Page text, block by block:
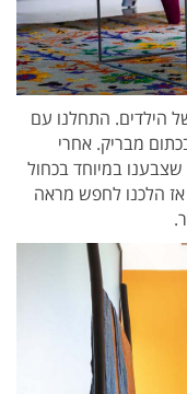
הילדים. התחלנו עם
מבריק. אחרי
במיוחד בכחול
הלכנו לחפש מראה